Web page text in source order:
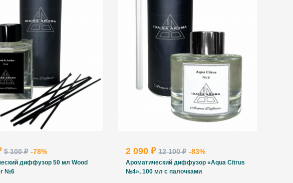
5 100 ₽ -78%
диффузор 50 мл Wood
№6
2 090 ₽12 100 ₽ -83%
Ароматический диффузор «Aqua Citrus
№4», 100 мл с палочками